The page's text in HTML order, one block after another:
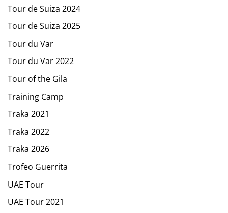
Tour de Suiza 2024
Tour de Suiza 2025
Tour du Var
Tour du Var 2022
Tour of the Gila
Training Camp
Traka 2021
Traka 2022
Traka 2026
Trofeo Guerrita
UAE Tour
UAE Tour 2021